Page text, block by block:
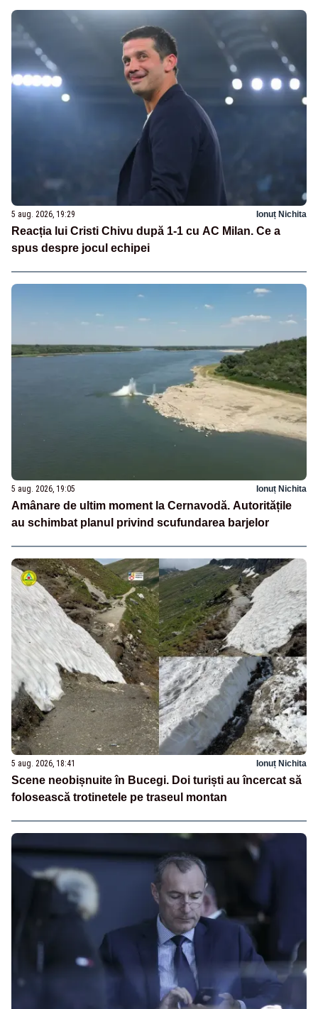
5 aug. 2026, 19:29 Ionuț Nichita
Reacția lui Cristi Chivu după 1-1 cu AC Milan. Ce a
spus despre jocul echipei
5 aug. 2026, 19:05 Ionuț Nichita
Amânare de ultim moment la Cernavodă. Autoritățile
au schimbat planul privind scufundarea barjelor
5 aug. 2026, 18:41 Ionuț Nichita
Scene neobișnuite în Bucegi. Doi turiști au încercat să
folosească trotinetele pe traseul montan